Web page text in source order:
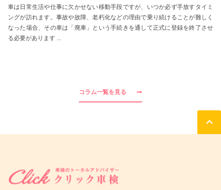
車は日常生活や仕事に欠かせない移動手段ですが、いつか必ず手放すタイミ
ングが訪れます。事故や故障、老朽化などの理由で乗り続けることが難しく
なった場合、その車は「廃車」という手続きを通して正式に登録を終了させ
る必要があります ...
コラム一覧を見る